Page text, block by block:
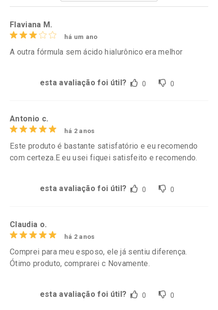
Por R$ 169,99/cada
Flaviana M.
há um ano
A outra fórmula sem ácido hialurônico era melhor
esta avaliação foi útil? 0 0
Antonio c.
há 2 anos
Este produto é bastante satisfatório e eu recomendo
com certeza.E eu usei fiquei satisfeito e recomendo.
esta avaliação foi útil? 0 0
Claudia o.
há 2 anos
Comprei para meu esposo, ele já sentiu diferença.
Ótimo produto, comprarei c Novamente.
esta avaliação foi útil? 0 0